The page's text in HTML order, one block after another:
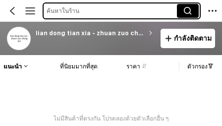
ค้นหาในร้าน
lian dong tian xia - zhuan zuo cheng pin
กำลังติดตาม
แนะนำ ที่นิยมมากที่สุด ราคา ตัวกรอง
ไม่มีสินค้าที่ตรงกัน โปรดลองด้วยตัวเลือกอื่น ๆ